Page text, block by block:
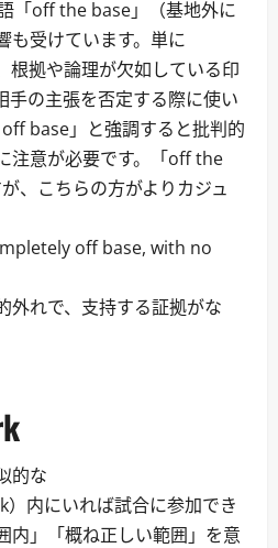
「off the base」（基地外に
も受けています。単に
根拠や論理が欠如している印
手の主張を否定する際に使い
base」と強調すると批判的
注意が必要です。「off the
、こちらの方がよりカジュ
off base, with no
外れで、支持する証拠がな
的な
）内にいれば試合に参加でき
内」「概ね正しい範囲」を意